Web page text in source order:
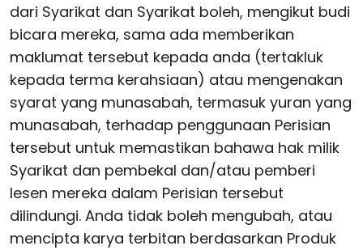
dari Syarikat dan Syarikat boleh, mengikut budi
bicara mereka, sama ada memberikan
maklumat tersebut kepada anda (tertakluk
kepada terma kerahsiaan) atau mengenakan
syarat yang munasabah, termasuk yuran yang
munasabah, terhadap penggunaan Perisian
tersebut untuk memastikan bahawa hak milik
Syarikat dan pembekal dan/atau pemberi
lesen mereka dalam Perisian tersebut
dilindungi. Anda tidak boleh mengubah, atau
mencipta karya terbitan berdasarkan Produk